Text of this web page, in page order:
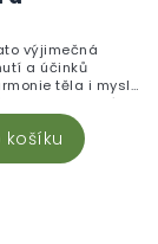
košíku
výjimečná
a účinků
těla i mysli
surovin, který